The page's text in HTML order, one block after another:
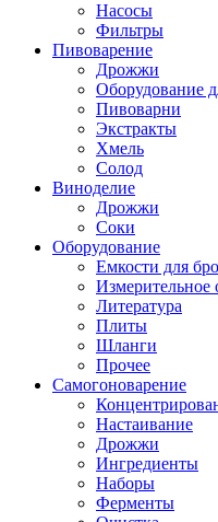
Насосы
Фильтры
Пивоварение
Дрожжи
Оборудование
Пивоварни
Экстракты
Хмель
Солод
Виноделие
Дрожжи
Соки
Оборудование
Емкости для
Измерительное
Литература
Плиты
Шланги
Прочее
Самогоноварение
Настаивание
Дрожжи
Ингредиенты
Наборы
Ферменты